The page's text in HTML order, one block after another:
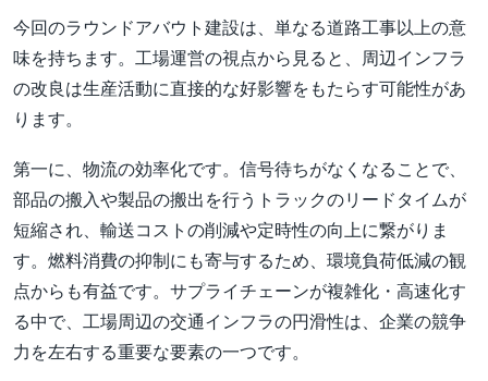
今回のラウンドアバウト建設は、単なる道路工事以上の意
味を持ちます。工場運営の視点から見ると、周辺インフラ
の改良は生産活動に直接的な好影響をもたらす可能性があ
ります。
第一に、物流の効率化です。信号待ちがなくなることで、
部品の搬入や製品の搬出を行うトラックのリードタイムが
短縮され、輸送コストの削減や定時性の向上に繋がりま
す。燃料消費の抑制にも寄与するため、環境負荷低減の観
点からも有益です。サプライチェーンが複雑化・高速化す
る中で、工場周辺の交通インフラの円滑性は、企業の競争
力を左右する重要な要素の一つです。